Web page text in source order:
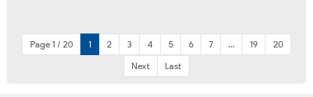
Page 1 / 20 1 2 3 4 5 6 7 ... 19
20
Next
Last